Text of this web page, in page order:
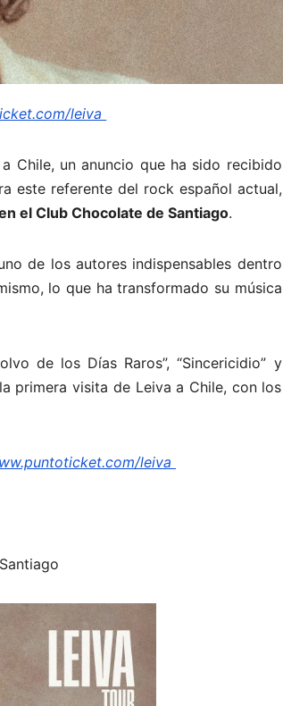
leiva
Chile, un anuncio que ha sido recibido
este referente del rock español actual,
el Club Chocolate de Santiago.
de los autores indispensables dentro
lo que ha transformado su música
de los Días Raros”, “Sincericidio” y
primera visita de Leiva a Chile, con los
leiva